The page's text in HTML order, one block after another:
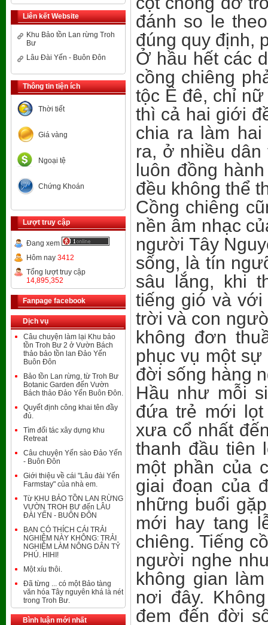
Liên kết Website
Khu Bảo tồn Lan rừng Troh
Bư
Lâu Đài Yến - Buôn Đôn
Thông tin tiện ích
Thời tiết
Giá vàng
Ngoại tệ
Chứng Khoán
Lượt truy cập
Đang xem
Hôm nay 3412
Tổng lượt truy cập
14,895,352
Fanpage facebook
Dịch vụ
Câu chuyện làm lại Khu bảo
tồn Troh Bư 2 ở Vườn Bách
thảo bảo tồn lan Đảo Yến
Buôn Đôn
Bảo tồn Lan rừng, từ Troh Bư
Botanic Garden đến Vườn
Bách thảo Đảo Yến Buôn Đôn.
Quyết định công khai tên đầy
đủ.
Tìm đối tác xây dựng khu
Retreat
Câu chuyện Yến sào Đảo Yến
- Buôn Đôn
Giới thiệu về cái "Lâu đài Yến
Farmstay" của nhà em.
Từ KHU BẢO TỒN LAN RỪNG
VƯỜN TROH BƯ đến LÂU
ĐÀI YẾN - BUÔN ĐÔN
BẠN CÓ THÍCH CÁI TRẢI
NGHIỆM NÀY KHÔNG: TRẢI
NGHIỆM LÀM NÔNG DÂN TỶ
PHÚ. HIHI!
Một xíu thôi.
Đã từng ... có một Bảo tàng
văn hóa Tây nguyên khá là nét
trong Troh Bư.
Bình luận mới nhất
đánh so le
đúng quy định,
Ở hầu hết các
cồng chiêng
tộc Ê đê, chỉ
thì cả hai giới
chia ra làm
ra, ở nhiều dân
luôn đồng
đều không thể
Cồng chiêng
nền âm nhạc
người Tây
sống, là tín
sâu lắng, khi
tiếng gió và
trời và con
không đơn
phục vụ một
đời sống hàng
Hầu như mỗi
đứa trẻ mới
xưa cổ nhất
thanh đầu tiên
một phần của
giai đoạn của
những buổi
mới hay tang
chiêng. Tiếng
người nghe
không gian
nơi đây.
đem đến đời